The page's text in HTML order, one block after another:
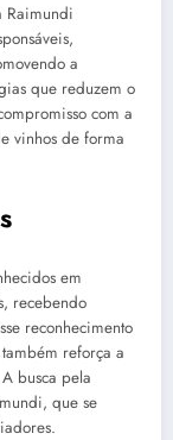
Raimundi
a
que reduzem o
com a
vinhos de forma
em
recebendo
reconhecimento
reforça a
busca pela
que se